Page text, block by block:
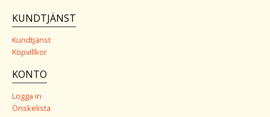
KUNDTJÄNST
Kundtjänst
Köpvillkor
KONTO
Logga in
Önskelista